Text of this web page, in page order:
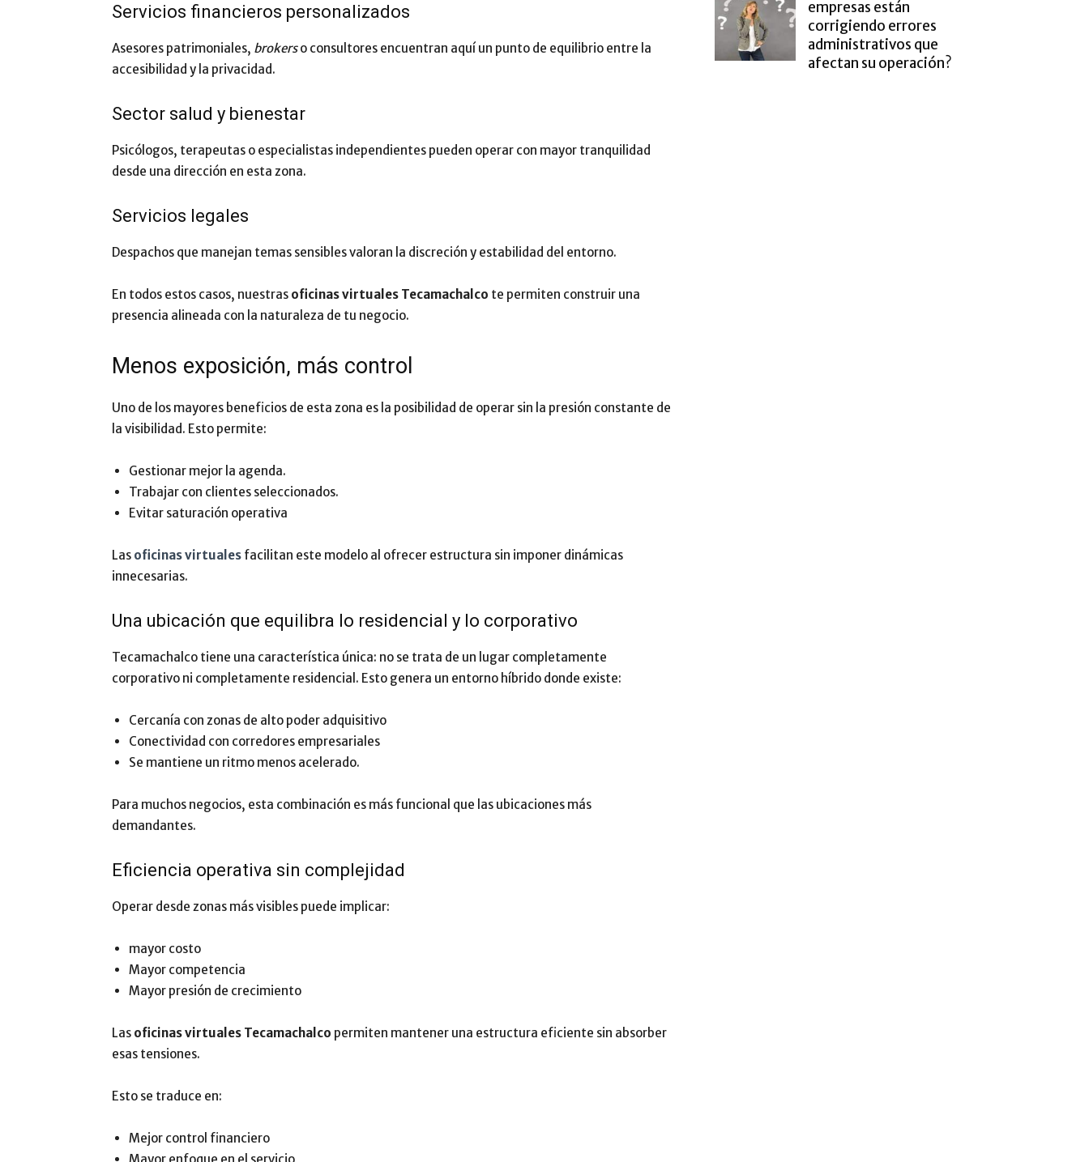
Servicios financieros personalizados
Asesores patrimoniales, brokerso consultores encuentran aquí un punto de equilibrio entre la
accesibilidad y la privacidad.
Sector salud y bienestar
Psicólogos, terapeutas o especialistas independientes pueden operar con mayor tranquilidad
desde una dirección en esta zona.
Servicios legales
Despachos que manejan temas sensibles valoran la discreción y estabilidad del entorno.
En todos estos casos, nuestras oficinas virtuales Tecamachalco te permiten construir una
presencia alineada con la naturaleza de tu negocio.
Menos exposición, más control
Uno de los mayores beneficios de esta zona es la posibilidad de operar sin la presión constante de
la visibilidad. Esto permite:
Gestionar mejor la agenda.
Trabajar con clientes seleccionados.
Evitar saturación operativa
Las oficinas virtuales facilitan este modelo al ofrecer estructura sin imponer dinámicas
innecesarias.
Una ubicación que equilibra lo residencial y lo corporativo
Tecamachalco tiene una característica única: no se trata de un lugar completamente
corporativo ni completamente residencial. Esto genera un entorno híbrido donde existe:
Cercanía con zonas de alto poder adquisitivo
Conectividad con corredores empresariales
Se mantiene un ritmo menos acelerado.
Para muchos negocios, esta combinación es más funcional que las ubicaciones más
demandantes.
Eficiencia operativa sin complejidad
Operar desde zonas más visibles puede implicar:
mayor costo
Mayor competencia
Mayor presión de crecimiento
Las oficinas virtuales Tecamachalco permiten mantener una estructura eficiente sin absorber
esas tensiones.
Esto se traduce en:
Mejor control financiero
empresas están
corrigiendo errores
administrativos que
afectan su operación?